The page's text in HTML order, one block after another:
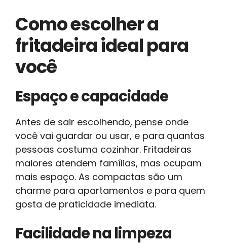
Como escolher a
fritadeira ideal para
você
Espaço e capacidade
Antes de sair escolhendo, pense onde
você vai guardar ou usar, e para quantas
pessoas costuma cozinhar. Fritadeiras
maiores atendem famílias, mas ocupam
mais espaço. As compactas são um
charme para apartamentos e para quem
gosta de praticidade imediata.
Facilidade na limpeza